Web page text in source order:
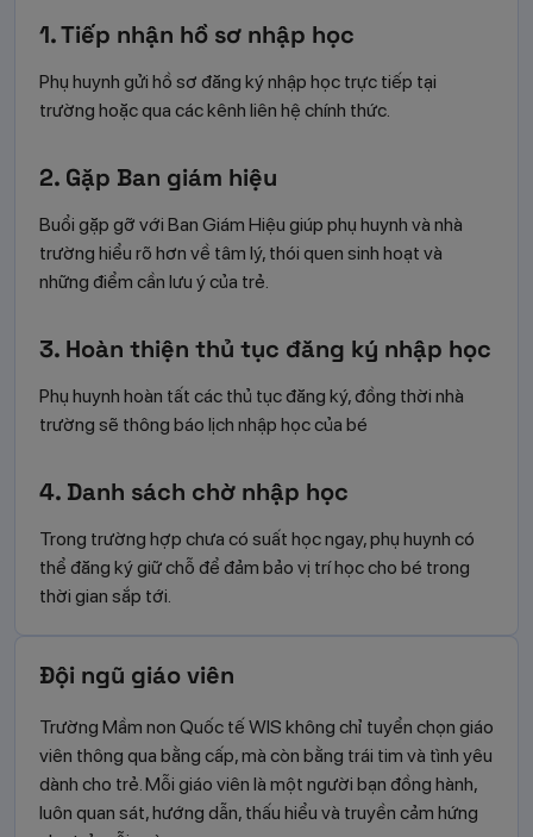
1. Tiếp nhận hồ sơ nhập học
Phụ huynh gửi hồ sơ đăng ký nhập học trực tiếp tại
trường hoặc qua các kênh liên hệ chính thức.
2. Gặp Ban giám hiệu
Buổi gặp gỡ với Ban Giám Hiệu giúp phụ huynh và nhà
trường hiểu rõ hơn về tâm lý, thói quen sinh hoạt và
những điểm cần lưu ý của trẻ.
3. Hoàn thiện thủ tục đăng ký nhập học
Phụ huynh hoàn tất các thủ tục đăng ký, đồng thời nhà
trường sẽ thông báo lịch nhập học của bé
4. Danh sách chờ nhập học
Trong trường hợp chưa có suất học ngay, phụ huynh có
thể đăng ký giữ chỗ để đảm bảo vị trí học cho bé trong
thời gian sắp tới.
Đội ngũ giáo viên
Trường Mầm non Quốc tế WIS không chỉ tuyển chọn giáo
viên thông qua bằng cấp, mà còn bằng trái tim và tình yêu
dành cho trẻ. Mỗi giáo viên là một người bạn đồng hành,
luôn quan sát, hướng dẫn, thấu hiểu và truyền cảm hứng